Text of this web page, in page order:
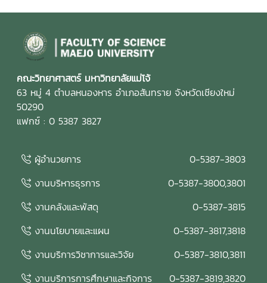
องค์กรและการจัดการศึกษาอย่างยั่งยืน ในการนี้ คณะกรรมการ
ประเมินคุณภาพการศึกษาภายใน ได้ร่วมดำเนินการ วิพากษ์และ
ให้ข้อเสนอแนะต่อรายงานผลการดำเนินการเพื่อความเป็นเลิศ
(EdPEx Report) โดยพิจารณาความครบถ้วน ความเชื่อมโยง
และความสอดคล้องของผลการดำเนินงานในทุกหมวดของเกณฑ์
EdPEx พร้อมแลกเปลี่ยนข้อคิดเห็นและแนวทางการพัฒนา เพื่อ
ยกระดับคุณภาพของรายงานและเตรียมความพร้อมสำหรับการ
ดร.รัชพล สันติวรากร ประธานกรรมการ คณบดีคณะ
วิศวกรรมศาสตร์ มหาวิทยาลัยขอนแก่น ผู้ช่วยศาสตราจารย์ตะวัน
ฉาย โพธิ์หอม กรรมการ คณะวิศวกรรมศาสตร์ มหาวิทยาลัย
อุบลราชธานี นางสาวศิรินยา อ้นแก้ว เลขานุการ คณะเทคโนโลยี
กิจกรรมในครั้งนี้สะท้อนถึงความมุ่งมั่นของคณะวิทยาศาสตร์
มหาวิทยาลัยแม่โจ้ ในการพัฒนาระบบประกันคุณภาพการศึกษา
และการบริหารองค์กรตามแนวทาง Education Criteria for
Performance Excellence (EdPEx) โดยอาศัยกระบวนการ
คณะวิทยาศาสตร์ มหาวิทยาลัยแม่โจ้
63 หมู่ 4 ตำบลหนองหาร อำเภอสันทราย จังหวัดเชียงใหม่
50290
แฟกซ์ : 0 5387 3827
ผู้อำนวยการ
0-5387-3803
งานบริหารธุรการ
0-5387-3800,3801
งานคลังและพัสดุ
0-5387-3815
งานนโยบายและแผน
0-5387-3817,3818
งานบริการวิชาการและวิจัย
0-5387-3810,3811
งานบริการการศึกษาและกิจการ
0-5387-3819,3820